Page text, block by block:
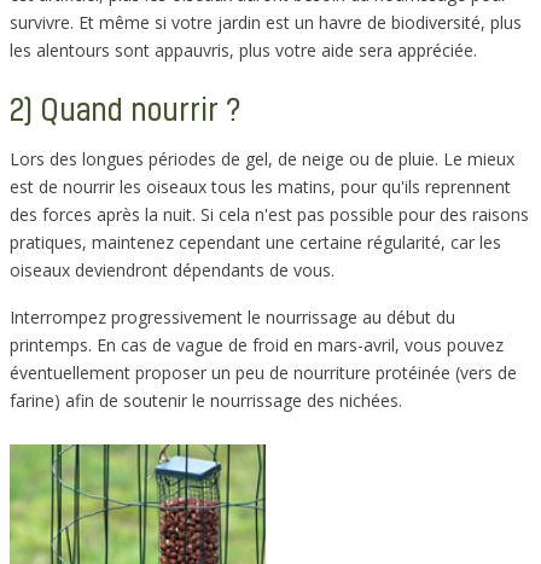
survivre. Et même si votre jardin est un havre de biodiversité, plus
les alentours sont appauvris, plus votre aide sera appréciée.
2) Quand nourrir ?
Lors des longues périodes de gel, de neige ou de pluie. Le mieux
est de nourrir les oiseaux tous les matins, pour qu'ils reprennent
des forces après la nuit. Si cela n'est pas possible pour des raisons
pratiques, maintenez cependant une certaine régularité, car les
oiseaux deviendront dépendants de vous.
Interrompez progressivement le nourrissage au début du
printemps. En cas de vague de froid en mars-avril, vous pouvez
éventuellement proposer un peu de nourriture protéinée (vers de
farine) afin de soutenir le nourrissage des nichées.